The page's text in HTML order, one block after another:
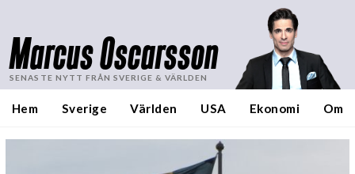
Marcus Oscarsson
SENASTE NYTT FRÅN SVERIGE & VÄRLDEN
Hem Sverige Världen USA Ekonomi Om